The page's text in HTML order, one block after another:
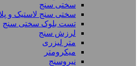
سختی سنج
سختی سنج لاستیک و
تست بلوک سختی سنج
لرزش سنج
متر لیزری
میکرومتر
نیروسنج